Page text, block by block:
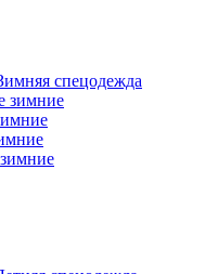
спецодежда
зимние